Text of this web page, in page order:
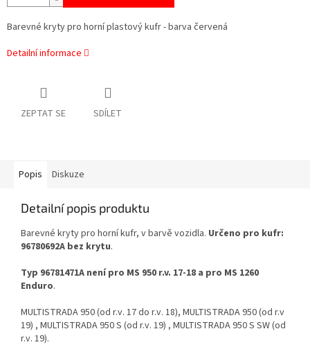
Barevné kryty pro horní plastový kufr - barva červená
Detailní informace
ZEPTAT SE SDÍLET
Popis Diskuze
Detailní popis produktu
Barevné kryty pro horní kufr, v barvě vozidla. Určeno pro kufr:
96780692A bez krytu.
Typ 96781471A není pro MS 950 r.v. 17-18 a pro MS 1260
Enduro.
MULTISTRADA 950(od r.v. 17 do r.v. 18), MULTISTRADA 950(od r.v
19) , MULTISTRADA 950 S (od r.v. 19) , MULTISTRADA 950 S SW(od
r.v. 19).